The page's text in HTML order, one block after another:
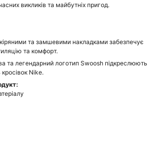
викликів та майбутніх пригод.
та замшевими накладками забезпечує
та комфорт.
та легендарний логотип Swoosh підкреслюють
Nike.